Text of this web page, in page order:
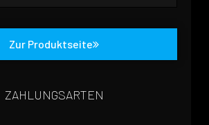
Zur Produktseite
ZAHLUNGSARTEN